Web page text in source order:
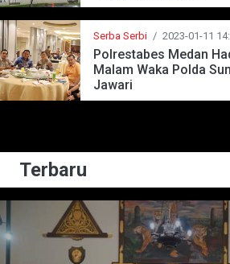
Serba Serbi / 2023-01-11
Polrestabes Medan
Malam Waka Polda
Jawari
Terbaru